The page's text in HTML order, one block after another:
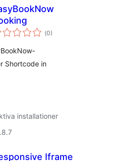
(Totalt
antal
0)
Shortcode in
installationer
Iframe